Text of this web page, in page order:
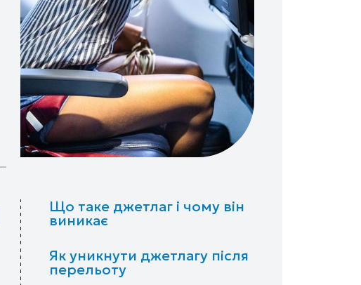
Що таке джетлаг і чому він
виникає
Як уникнути джетлагу після
перельоту